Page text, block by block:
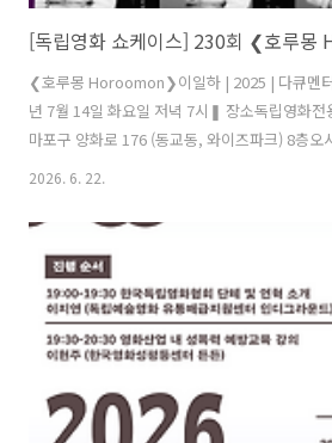
[독립영화 쇼케이스] 230회 ❮호루
❮호루몽 Horoomon❯이일하 | 2025 | 다큐멘
년 7월 14일 화요일 저녁 7시❚ 장소독립영화전
마포구 양화로 176 (동교동, 와이즈파크) 8층오
https://indiespace.kr/notice/5480❚ 영화 상
당연필)📺230회 독립영화 쇼케이스에서 이일
영합니다.상영 후 관객과의 대화가 이어지며, 당
보, 제작 일지, 리뷰 등이 수록된 자료집을 드립
는 무료 상영회입니다. ❚ 시놉시스호루몽: ‘버리
진 곱창구이의 일본 말. 도축하고 남은 쓰레기 내
2026. 6. 22.